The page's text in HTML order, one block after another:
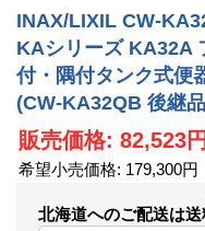
INAX/LIXIL CW-
KAシリーズ KA32A
付・隅付タンク式便
(CW-KA32QB 後継
販売価格: 82,523円
希望小売価格: 179,300円
北海道へのご配送は送